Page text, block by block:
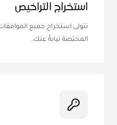
استخراج التراخيص
نتولى استخراج جميع
المختصة نيابةً عنك.